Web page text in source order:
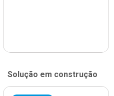
Solução em construção